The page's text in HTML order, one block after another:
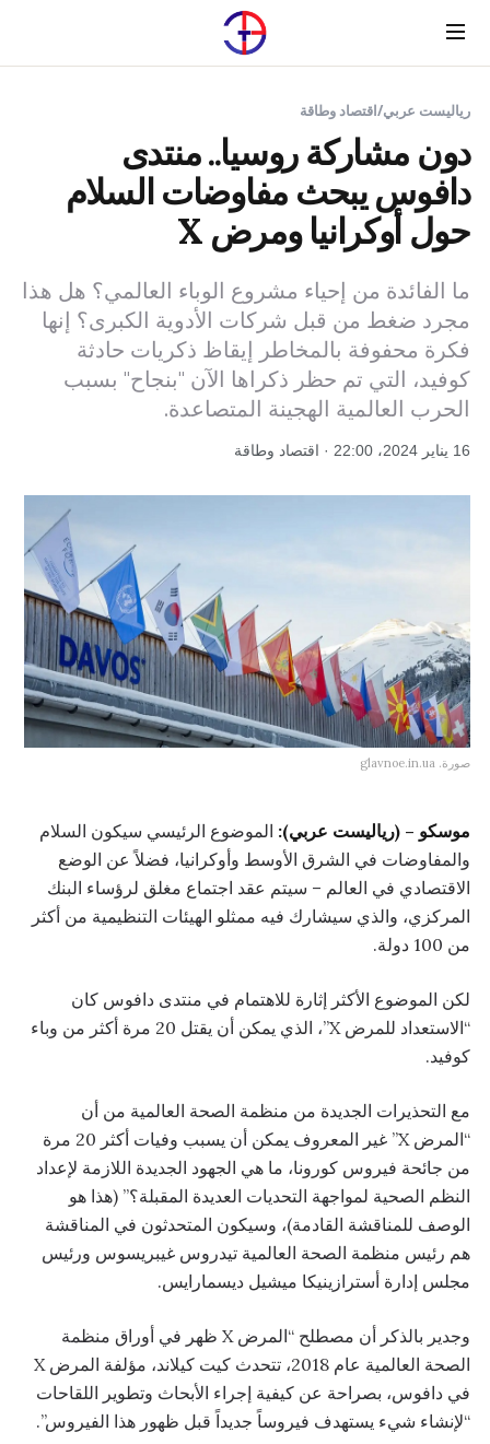
Menu
رياليست عربي/اقتصاد وطاقة
دون مشاركة روسيا.. منتدى
دافوس يبحث مفاوضات السلام
حول أوكرانيا ومرض X
ما الفائدة من إحياء مشروع الوباء العالمي؟ هل هذا
مجرد ضغط من قبل شركات الأدوية الكبرى؟ إنها
فكرة محفوفة بالمخاطر إيقاظ ذكريات حادثة
كوفيد، التي تم حظر ذكراها الآن "بنجاح" بسبب
الحرب العالمية الهجينة المتصاعدة.
16 يناير 2024، 22:00 · اقتصاد وطاقة
صورة. glavnoe.in.ua
موسكو – (رياليست عربي): الموضوع الرئيسي سيكون السلام
والمفاوضات في الشرق الأوسط وأوكرانيا، فضلاً عن الوضع
الاقتصادي في العالم – سيتم عقد اجتماع مغلق لرؤساء البنك
المركزي، والذي سيشارك فيه ممثلو الهيئات التنظيمية من أكثر
من 100 دولة.
لكن الموضوع الأكثر إثارة للاهتمام في منتدى دافوس كان
“الاستعداد للمرض X”، الذي يمكن أن يقتل 20 مرة أكثر من وباء
كوفيد.
مع التحذيرات الجديدة من منظمة الصحة العالمية من أن
“المرض X” غير المعروف يمكن أن يسبب وفيات أكثر 20 مرة
من جائحة فيروس كورونا، ما هي الجهود الجديدة اللازمة لإعداد
النظم الصحية لمواجهة التحديات العديدة المقبلة؟” (هذا هو
الوصف للمناقشة القادمة)، وسيكون المتحدثون في المناقشة
هم رئيس منظمة الصحة العالمية تيدروس غيبريسوس ورئيس
مجلس إدارة أسترازينيكا ميشيل ديسمارايس.
وجدير بالذكر أن مصطلح “المرض X ظهر في أوراق منظمة
الصحة العالمية عام 2018، تتحدث كيت كيلاند، مؤلفة المرض X
في دافوس، بصراحة عن كيفية إجراء الأبحاث وتطوير اللقاحات
“لإنشاء شيء يستهدف فيروساً جديداً قبل ظهور هذا الفيروس”.